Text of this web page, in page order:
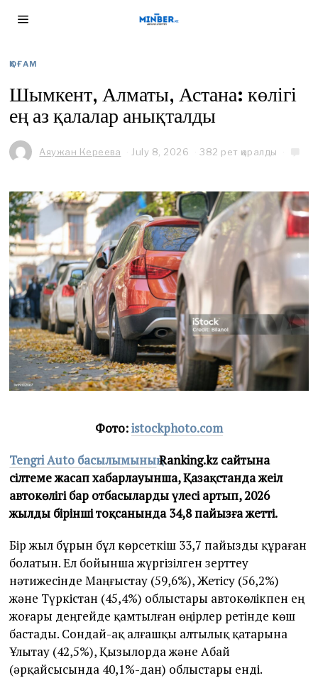
ҚОҒАМ
Шымкент, Алматы, Астана: көлігі
ең аз қалалар анықталды
Аяужан Кереева July 8, 2026
y
8
,
2
0
2
382 рет қаралды
Фото:istockphoto.com
Tengri Auto басылымыныңRanking.kz сайтына
сілтеме жасап хабарлауынша, Қазақстанда жеңіл
автокөлігі бар отбасылардың үлесі артып, 2026
жылдың бірінші тоқсанында 34,8 пайызға жетті.
Бір жыл бұрын бұл көрсеткіш 33,7 пайызды құраған
болатын. Ел бойынша жүргізілген зерттеу
нәтижесінде Маңғыстау (59,6%), Жетісу (56,2%)
және Түркістан (45,4%) облыстары автокөлікпен ең
жоғары деңгейде қамтылған өңірлер ретінде көш
бастады. Сондай-ақ алғашқы алтылық қатарына
Ұлытау (42,5%), Қызылорда және Абай
(әрқайсысында 40,1%-дан) облыстары енді.